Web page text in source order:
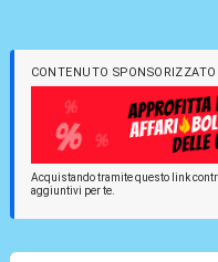
CONTENUTO SPONSORIZZATO
Acquistando tramite questo link
aggiuntivi per te.